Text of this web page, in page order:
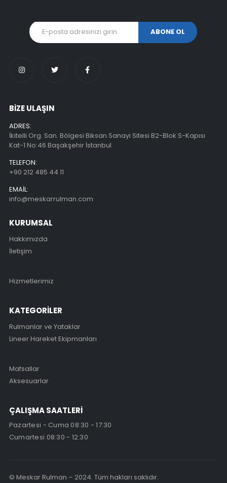
BİZE ULAŞIN
ADRES:
İkitelli Org. San. Bölgesi Biksan Sanayi Sitesi B2-Blok S-Kapısı
Kat-1 No:46 Başakşehir İstanbul
TELEFON:
+90 212 485 44 11
EMAIL:
info@meskarrulman.com
KURUMSAL
Hakkımızda
İletişim
Hizmetlerimiz
KATEGORİLER
Rulmanlar ve Yataklar
Lineer Hareket Ekipmanları
Mafsallar
Aksesuarlar
ÇALIŞMA SAATLERİ
Pazartesi - Cuma 08:30 - 17:30
Cumartesi 08:30 - 12:30
© Meskar Rulman – 2024. Tüm hakları saklıdır.